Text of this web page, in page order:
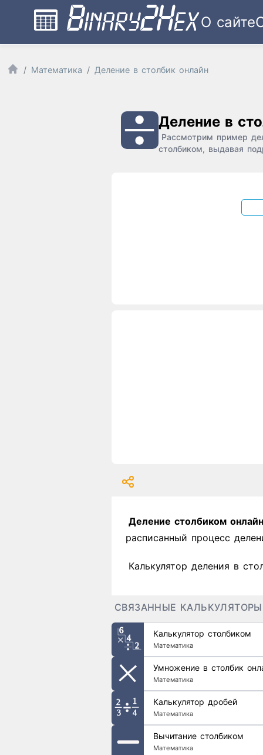
О сайте
Математика Деление в столбик онлайн
Деление в
Рассмотрим пример
столбиком, выдавая
Деление столбиком онлайн
расписанный процесс
Калькулятор деления в
СВЯЗАННЫЕ КАЛЬКУЛЯТОРЫ
Калькулятор столбиком
Математика
Умножение в столбик
Математика
Калькулятор дробей
Математика
Вычитание столбиком
Математика